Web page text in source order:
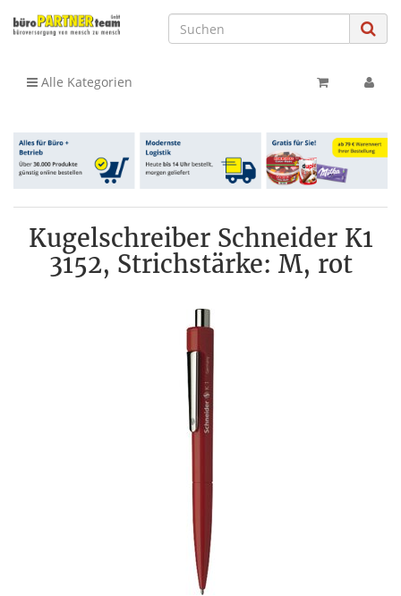
Alle Kategorien
Kugelschreiber Schneider K1
3152, Strichstärke: M, rot